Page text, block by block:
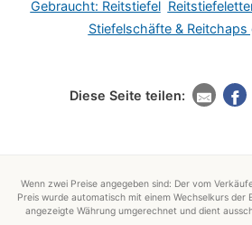
Gebraucht: Reitstiefel
Stiefelschäfte &
Diese Seite teilen:
Wenn zwei Preise angegeben sind: Der vom
Preis wurde automatisch mit einem Wechselkurs der
angezeigte Währung umgerechnet und dient